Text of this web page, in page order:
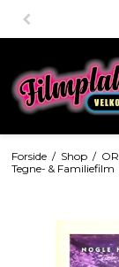
Forside / Shop /
Tegne- & Familiefilm